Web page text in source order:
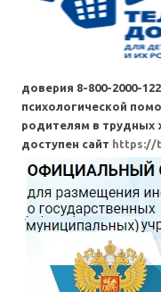
доверия 8-800-2000-
психологической
родителям в трудных
доступен сайт https://